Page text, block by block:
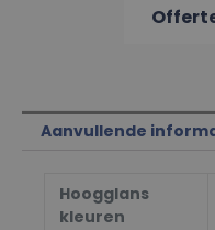
Aanvullende
Hoogglans
kleuren